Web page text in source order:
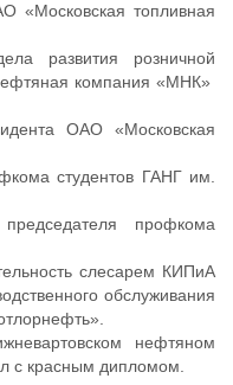
«Московская топливная
развития розничной
компания «МНК»
ОАО «Московская
студентов ГАНГ им.
профкома
слесарем КИПиА
обслуживания
нефтяном
с красным дипломом.